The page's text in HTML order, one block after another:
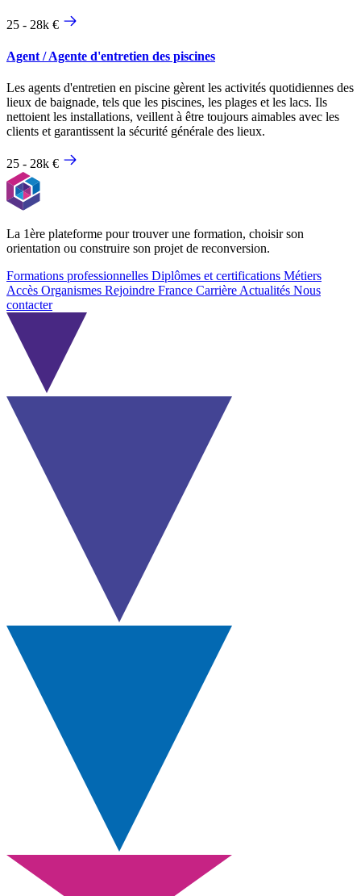
25 - 28k €
Agent / Agente d'entretien des piscines
Les agents d'entretien en piscine gèrent les activités quotidiennes des
lieux de baignade, tels que les piscines, les plages et les lacs. Ils
nettoient les installations, veillent à être toujours aimables avec les
clients et garantissent la sécurité générale des lieux.
25 - 28k €
La 1ère plateforme pour trouver une formation, choisir son
orientation ou construire son projet de reconversion.
Formations professionnelles Diplômes et certifications Métiers
Accès Organismes Rejoindre France Carrière Actualités Nous
contacter